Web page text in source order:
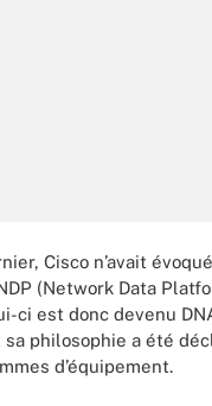
Cisco n’avait
(Network Data
ci est donc devenu
sa philosophie a été
d’équipement.